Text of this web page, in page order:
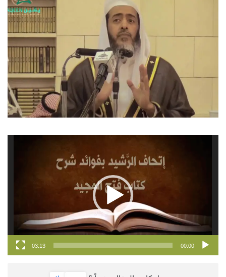
00:00
03:13